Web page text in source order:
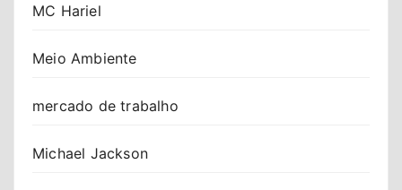
MC Hariel
Meio Ambiente
mercado de trabalho
Michael Jackson